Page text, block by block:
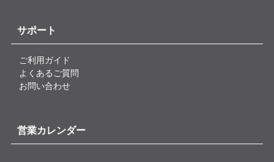
サポート
ご利用ガイド
よくあるご質問
お問い合わせ
営業カレンダー